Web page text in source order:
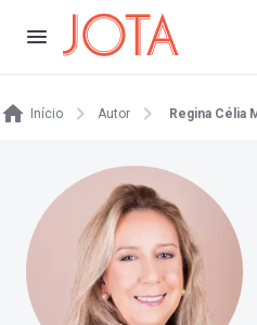
Início Autor Regina Célia